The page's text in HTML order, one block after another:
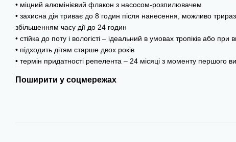
• міцний алюмінієвий флакон з насосом-розпилювачем
• захисна дія триває до 8 годин після нанесення, можливо
збільшенням часу дії до 24 годин
• стійка до поту і вологісті – ідеальний в умовах тропіків або при
• підходить дітям старше двох років
• термін придатності репелента – 24 місяці з моменту першого
Поширити у соцмережах